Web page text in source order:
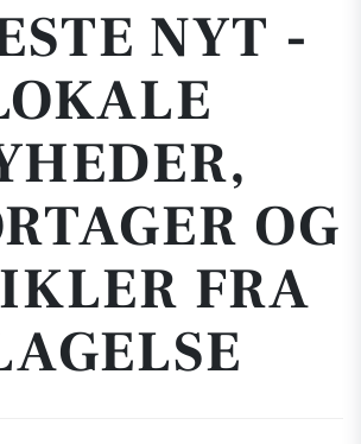
NYT -
OG
FRA